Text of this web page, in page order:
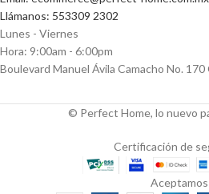
Llámanos: 553309 2302
Lunes - Viernes
Hora: 9:00am - 6:00pm
Boulevard Manuel Ávila Camacho No.
© Perfect Home, lo nuevo
Certificación de
Aceptamos